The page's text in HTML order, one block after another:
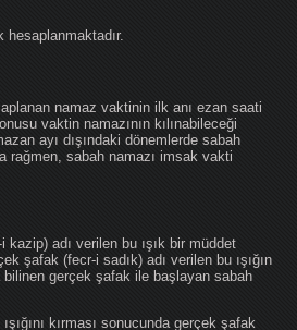
hesaplanmaktadır.
namaz vaktinin ilk anı ezan saati
vaktin namazının kılınabileceği
ayı dışındaki dönemlerde sabah
rağmen, sabah namazı imsak vakti
adı verilen bu ışık bir müddet
şafak (fecr-i sadık) adı verilen bu ışığın
bilinen gerçek şafak ile başlayan sabah
kırması sonucunda gerçek şafak